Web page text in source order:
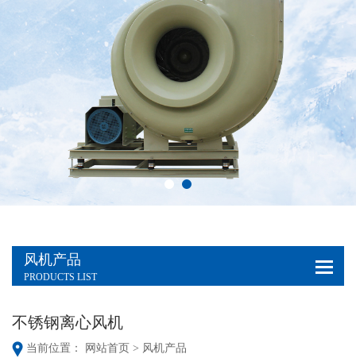
风机产品
PRODUCTS LIST
不锈钢离心风机
当前位置： 网站首页 > 风机产品